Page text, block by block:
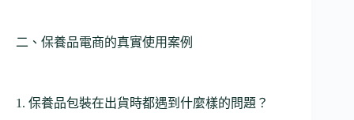
二、保養品電商的真實使用案例
1. 保養品包裝在出貨時都遇到什麼樣的問題？